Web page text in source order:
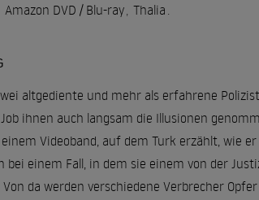
Amazon DVD / Blu-ray, Thalia .
altgediente und mehr als erfahrene
ihnen auch langsam die Illusionen
Videoband, auf dem Turk erzählt, wie
einem Fall, in dem sie einem von der
da werden verschiedene Verbrecher